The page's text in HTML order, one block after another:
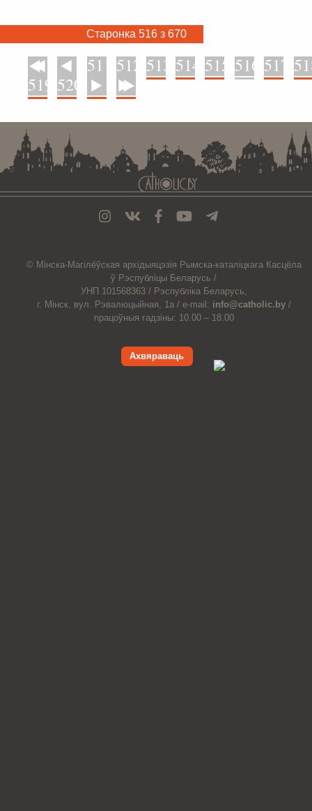
Старонка 516 з 670
511 512 513 514 515 516 517
519 520
© Мiнска-Магiлёўская архiдыяцэзiя Рымска-каталіцкага Касцёла
ў Рэспубліцы Беларусь /
УНП 101568363 / Рэспубліка Беларусь,
г. Мінск, вул. Рэвалюцыйная, 1а / e-mail: info@catholic.by /
працоўныя гадзіны: 10.00 – 18.00
Ахвяраваць